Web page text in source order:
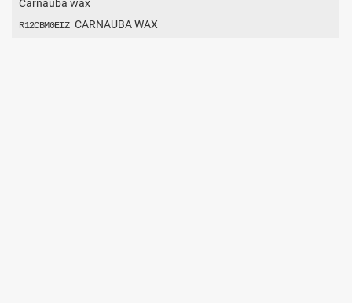
Carnauba wax
R12CBM0EIZ CARNAUBA WAX